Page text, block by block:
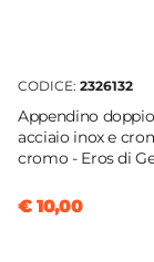
Altezza
20,3 cm
Finitura
Attivazione
CODICE: 2326132
Appendino
acciaio inox e
cromo - Eros di
€ 10,00